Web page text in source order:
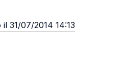
31/07/2014 14:13